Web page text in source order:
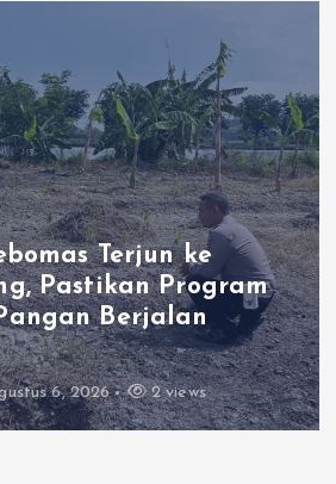
Gaya Hidup
Polres Gresik Amankan
Tersangka Edarkan
Bangkalan
ByRedaksi Agustus 6, 2026